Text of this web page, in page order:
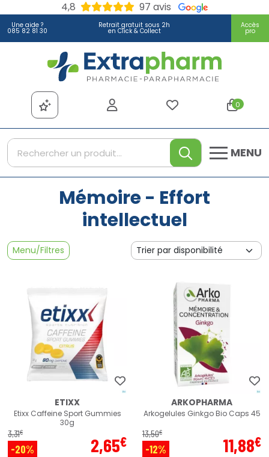
4,8 97 avis
Une aide ?
085 82 81 30
Retrait gratuit sous 2h
en Click & Collect
Accès
pro
Extrapharm Votre
0
MENU
Mémoire - Effort
intellectuel
Menu/Filtres
ETIXX
Etixx Caffeine Sport Gummies
30g
3,31€
-20% 2,65€
ARKOPHARMA
Arkogelules Ginkgo Bio Caps 45
13,50€
-12% 11,88€